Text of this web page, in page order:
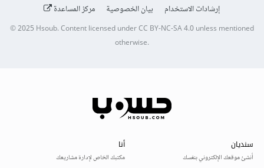
إرشادات الاستخدام
بيان الخصوصية مركز المساعدة
© 2025Hsoub.Content licensed underCC BY-NC-SA 4.0unless mentioned
otherwise.